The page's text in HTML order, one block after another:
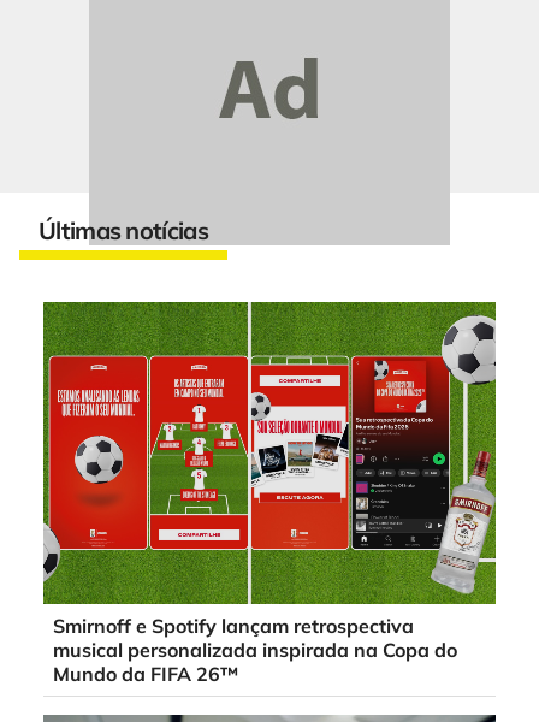
Últimas notícias
Smirnoff e Spotify lançam retrospectiva
musical personalizada inspirada na Copa do
Mundo da FIFA 26™